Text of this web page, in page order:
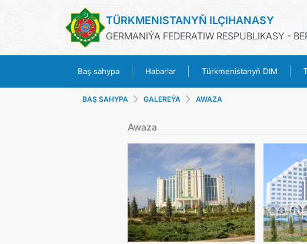
TÜRKMENISTANYŇ ILÇIHANASY
GERMANIÝA FEDERATIW RESPUBLIKASY -
Baş sahypa Habarlar Türkmenistanyň DIM
BAŞ SAHYPA GALEREÝA AWAZA
Awaza